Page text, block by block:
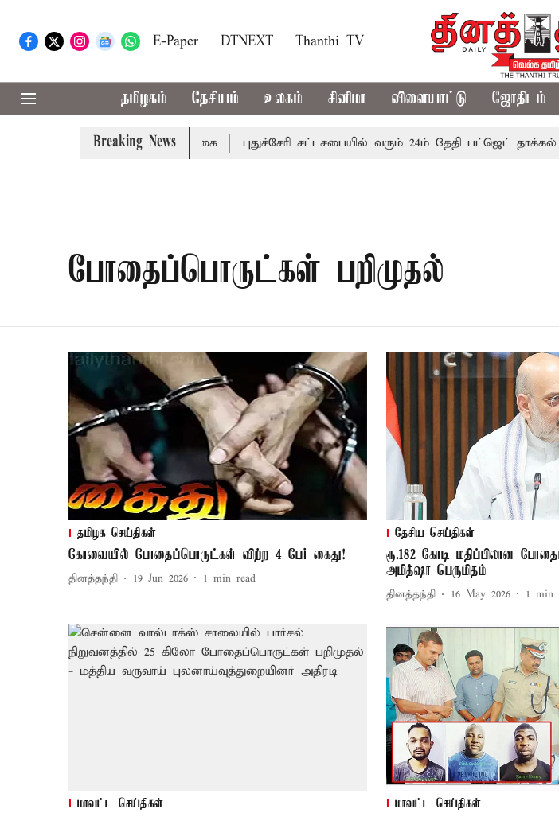
E-Paper DTNEXT Thanthi TV
தமிழகம் தேசியம் உலகம் சினிமா விளையாட்டு ஜோதிடம்
Breaking News
கன மழை எச்சரிக்கை புதுச்சேரி சட்டசபையில் வரும் 24ம் தேதி பட்ஜெட் தாக்கல்
போதைப்பொருட்கள் பறிமுதல்
தமிழக செய்திகள்
கோவையில் போதைப்பொருட்கள் விற்ற 4 பேர் கைது!
தினத்தந்தி 19 Jun 2026 1 min read
தேசிய செய்திகள்
ரூ.182 கோடி மதிப்பிலான
அமித்ஷா பெருமிதம்
தினத்தந்தி 16 May 2026 1 min
மாவட்ட செய்திகள் மாவட்ட செய்திகள்